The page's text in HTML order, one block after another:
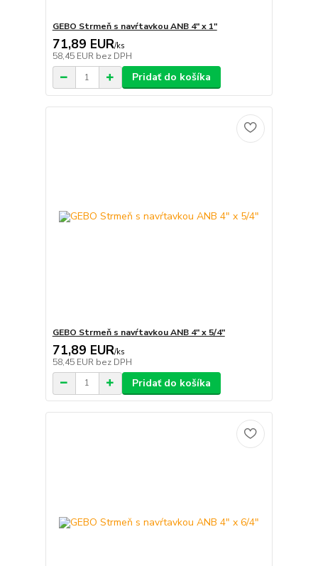
GEBO Strmeň s navŕtavkou ANB 4" x 1"
71,89 EUR/ks
58,45 EUR bez DPH
Pridať do košíka
GEBO Strmeň s navŕtavkou ANB 4" x 5/4"
71,89 EUR/ks
58,45 EUR bez DPH
Pridať do košíka